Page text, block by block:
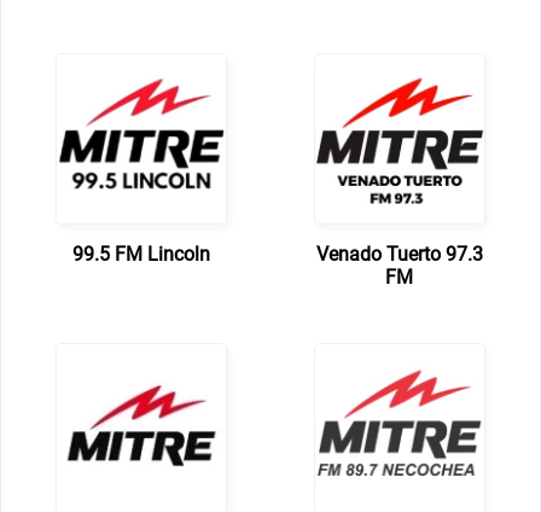
99.5 FM Lincoln
Venado Tuerto 97.3
FM